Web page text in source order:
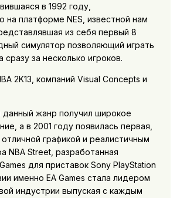
в 1992 году,
на платформе NES, известной нам
из себя первый 8
симулятор позволяющий играть
сразу за несколько игроков.
2K13, компаний Visual Concepts и
жанр получил широкое
а в 2001 году появилась первая,
графикой и реалистичным
NBA Street, разработанная
для приставок Sony PlayStation
именно EA Games стала лидером
индустрии выпуская с каждым